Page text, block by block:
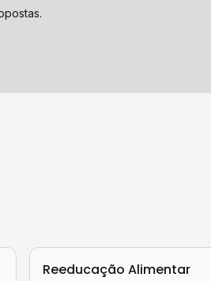
Reeducação Alimentar